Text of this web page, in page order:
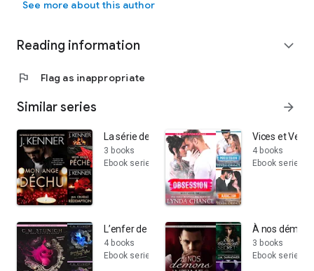
See more about this author
Reading information expand_more
flag Flag as inappropriate
Similar series arrow_forward
La série de l'Ange déchu
3 books
Ebook series
Vices et
4 books
Ebook series
L’enfer de Burberry Prep
4 books
Ebook series
À nos
3 books
Ebook series